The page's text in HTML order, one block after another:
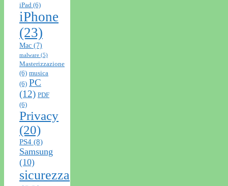
iPad (6)
iPhone
(23)
Mac (7)
malware (5)
Masterizzazione
(6) musica
(6) PC
(12) PDF
(6)
Privacy
(20)
PS4 (8)
Samsung
(10)
sicurezza